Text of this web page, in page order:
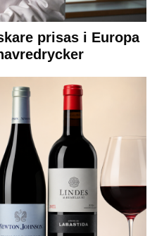
prisas i Europa